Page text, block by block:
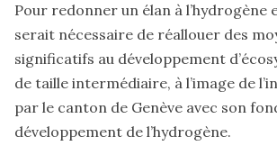
Pour redonner un élan à l’hydrogène
serait nécessaire de réallouer des
significatifs au développement
de taille intermédiaire, à l’image de
par le canton de Genève avec son
développement de l’hydrogène.